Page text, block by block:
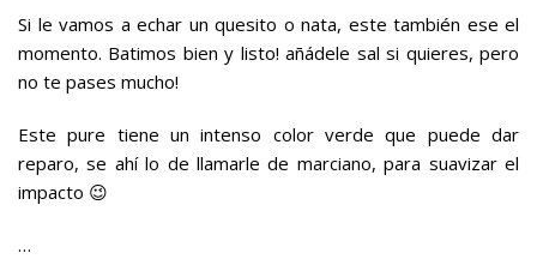
Si le vamos a echar un quesito o nata, este también ese el
momento. Batimos bien y listo! añádele sal si quieres, pero
no te pases mucho!
Este pure tiene un intenso color verde que puede dar
reparo, se ahí lo de llamarle de marciano, para suavizar el
impacto 😉
…